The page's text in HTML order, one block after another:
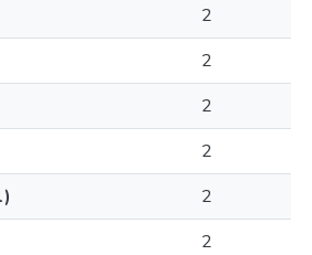
2
2
2
2
2
2